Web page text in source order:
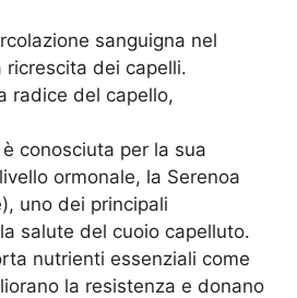
sanguigna nel
dei capelli.
radice del capello,
conosciuta per la sua
ormonale, la Serenoa
uno dei principali
salute del cuoio capelluto.
nutrienti essenziali come
la resistenza e donano